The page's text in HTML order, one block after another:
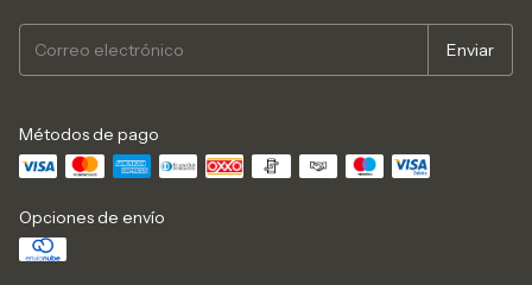
Métodos de pago
Opciones de envío